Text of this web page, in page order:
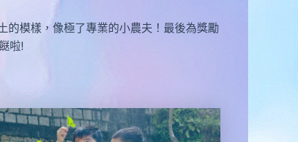
模樣，像極了專業的小農夫！最後為獎勵
啦!